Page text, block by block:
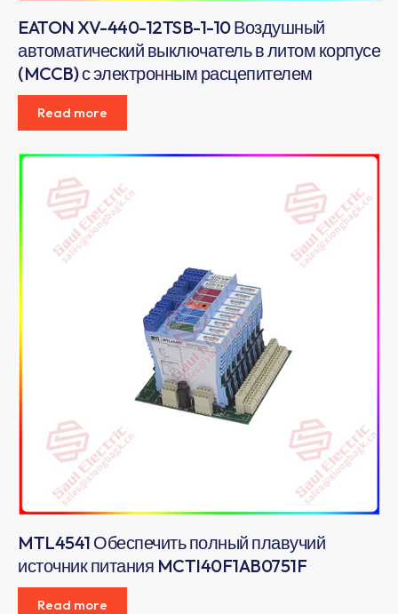
EATON XV-440-12TSB-1-10 Воздушный
автоматический выключатель в литом корпусе
(MCCB) с электронным расцепителем
Read more
MTL4541 Обеспечить полный плавучий
источник питания MCTI40F1AB0751F
Read more